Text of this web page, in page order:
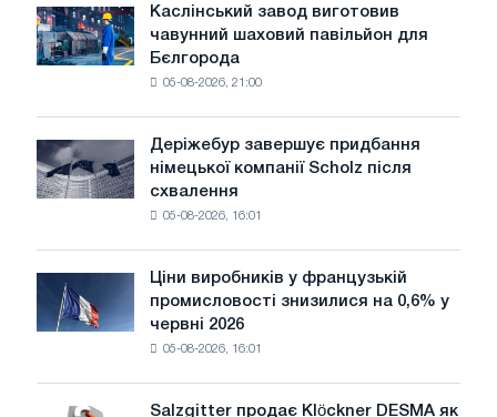
до
потрясінь:
Glencore
Каслінський
завод
виготовив
для
Бєлгорода
Каслінський завод виготовив
чавунний шаховий павільйон для
Бєлгорода
05-08-2026, 21:00
Деріжебур
завершує
придбання
після
схвалення
Європейської
Деріжебур завершує придбання
німецької компанії Scholz після
схвалення
05-08-2026, 16:01
Ціни
виробників
у
Ціни виробників у французькій
промисловості знизилися на 0,6% у
червні 2026
05-08-2026, 16:01
Salzgitter продає Klöckner DESMA як